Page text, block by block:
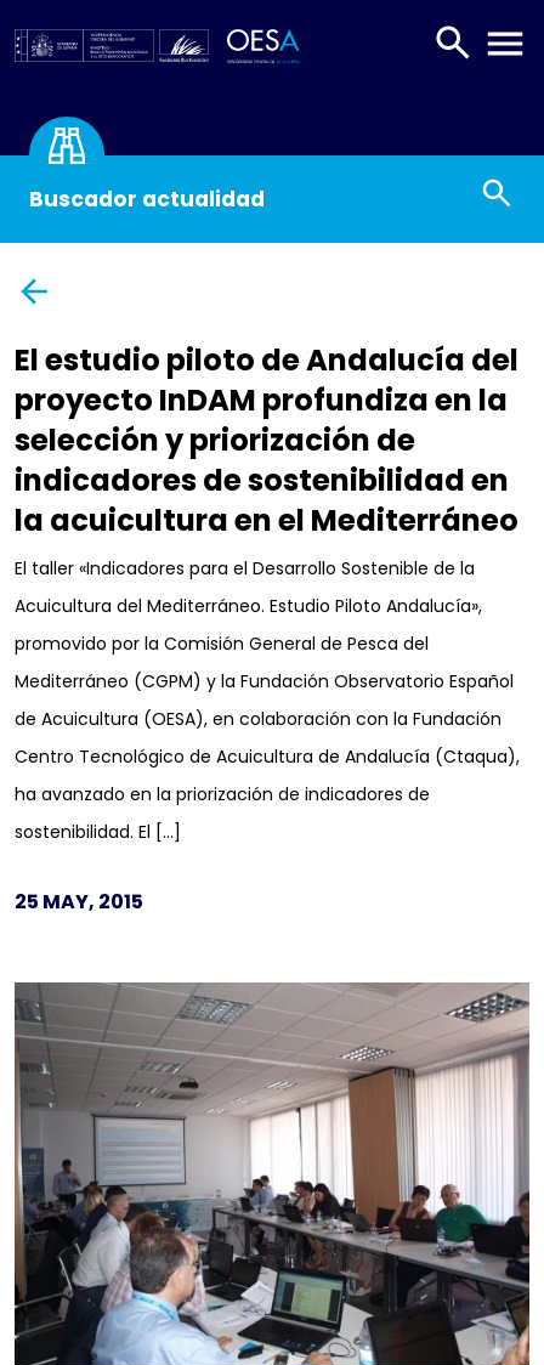
El estudio piloto de Andalucía del
proyecto InDAM profundiza en la
selección y priorización de
indicadores de sostenibilidad en
la acuicultura en el Mediterráneo
El taller «Indicadores para el Desarrollo Sostenible de la
Acuicultura del Mediterráneo. Estudio Piloto Andalucía»,
promovido por la Comisión General de Pesca del
Mediterráneo (CGPM) y la Fundación Observatorio Español
de Acuicultura (OESA), en colaboración con la Fundación
Centro Tecnológico de Acuicultura de Andalucía (Ctaqua),
ha avanzado en la priorización de indicadores de
sostenibilidad. El […]
25 MAY, 2015
Buscador actualidad